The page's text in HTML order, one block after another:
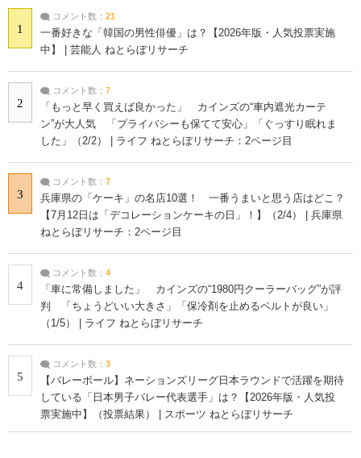
1
コメント数： 21
一番好きな「韓国の男性俳優」は？【2026年版・人気投票実施
中】 | 芸能人 ねとらぼリサーチ
2
コメント数： 7
「もっと早く買えば良かった」 カインズの“車内遮光カーテ
ン”が大人気 「プライバシーも保てて安心」「ぐっすり眠れま
した」（2/2） | ライフ ねとらぼリサーチ：2ページ目
3
コメント数： 7
兵庫県の「ケーキ」の名店10選！ 一番うまいと思う店はどこ？
【7月12日は「デコレーションケーキの日」！】（2/4） | 兵庫県
ねとらぼリサーチ：2ページ目
4
コメント数： 4
「車に常備しました」 カインズの“1980円クーラーバッグ”が評
判 「ちょうどいい大きさ」「保冷剤を止めるベルトが良い」
（1/5） | ライフ ねとらぼリサーチ
5
コメント数： 3
【バレーボール】ネーションズリーグ日本ラウンドで活躍を期待
している「日本男子バレー代表選手」は？【2026年版・人気投
票実施中】（投票結果） | スポーツ ねとらぼリサーチ